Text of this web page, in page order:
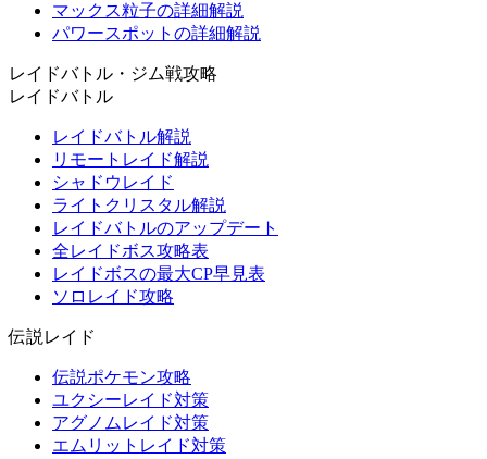
マックス粒子の詳細解説
パワースポットの詳細解説
レイドバトル・ジム戦攻略
レイドバトル
レイドバトル解説
リモートレイド解説
シャドウレイド
ライトクリスタル解説
レイドバトルのアップデート
全レイドボス攻略表
レイドボスの最大CP早見表
ソロレイド攻略
伝説レイド
伝説ポケモン攻略
ユクシーレイド対策
アグノムレイド対策
エムリットレイド対策